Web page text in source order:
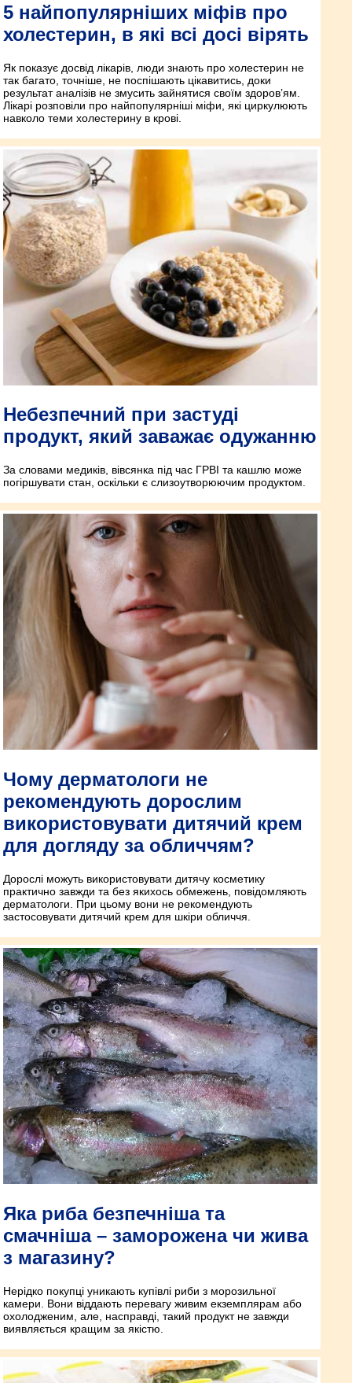
5 найпопулярніших міфів про
холестерин, в які всі досі вірять
Як показує досвід лікарів, люди знають про холестерин не
так багато, точніше, не поспішають цікавитись, доки
результат аналізів не змусить зайнятися своїм здоров’ям.
Лікарі розповіли про найпопулярніші міфи, які циркулюють
навколо теми холестерину в крові.
Небезпечний при застуді
продукт, який заважає одужанню
За словами медиків, вівсянка під час ГРВІ та кашлю може
погіршувати стан, оскільки є слизоутворюючим продуктом.
Чому дерматологи не
рекомендують дорослим
використовувати дитячий крем
для догляду за обличчям?
Дорослі можуть використовувати дитячу косметику
практично завжди та без якихось обмежень, повідомляють
дерматологи. При цьому вони не рекомендують
застосовувати дитячий крем для шкіри обличчя.
Яка риба безпечніша та
смачніша – заморожена чи жива
з магазину?
Нерідко покупці уникають купівлі риби з морозильної
камери. Вони віддають перевагу живим екземплярам або
охолодженим, але, насправді, такий продукт не завжди
виявляється кращим за якістю.